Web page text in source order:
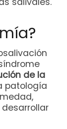
de la
patología